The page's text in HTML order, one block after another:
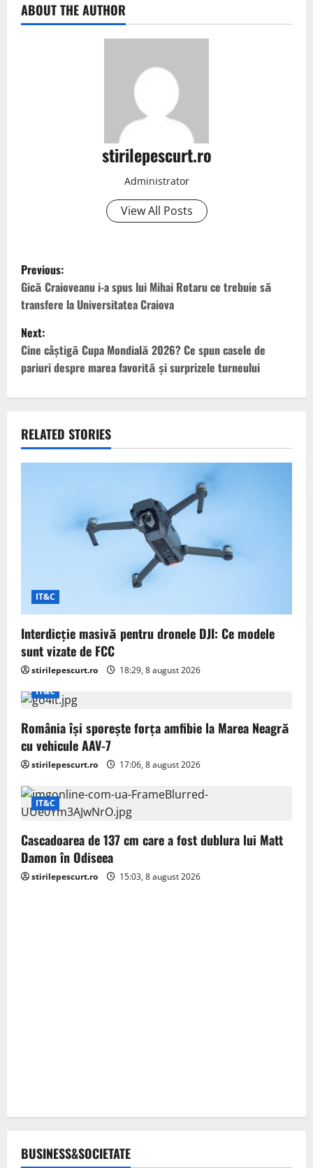
ABOUT THE AUTHOR
stirilepescurt.ro
Administrator
View All Posts
P
o
s
t
n
v
i
o
n
Previous:
Gică Craioveanu i-a spus lui Mihai Rotaru ce trebuie să
transfere la Universitatea Craiova
Next:
Cine câștigă Cupa Mondială 2026? Ce spun casele de
pariuri despre marea favorită și surprizele turneului
RELATED STORIES
IT&C
Interdicție masivă pentru dronele DJI: Ce modele
sunt vizate de FCC
stirilepescurt.ro
18:29, 8 august 2026
IT&C
România își sporește forța amfibie la Marea Neagră
cu vehicule AAV-7
stirilepescurt.ro 17:06, 8 august 2026
IT&C
Cascadoarea de 137 cm care a fost dublura lui Matt
Damon în Odiseea
stirilepescurt.ro 15:03, 8 august 2026
BUSINESS&SOCIETATE